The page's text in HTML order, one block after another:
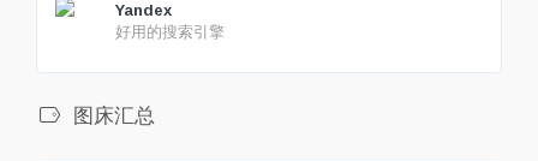
Yandex
好用的搜索引擎
图床汇总